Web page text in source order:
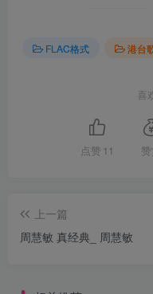
FLAC格式 港台
喜
点赞 11
上一篇
周慧敏 真经典_ 周慧敏